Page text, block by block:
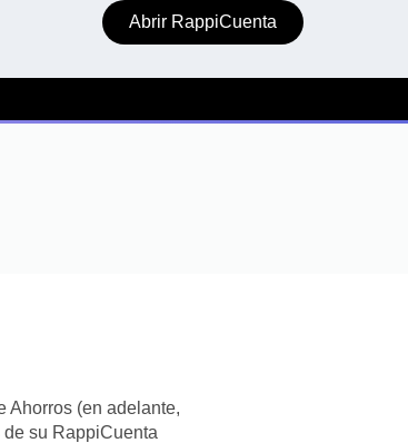
Abrir RappiCuenta
Ahorros (en adelante,
de su RappiCuenta